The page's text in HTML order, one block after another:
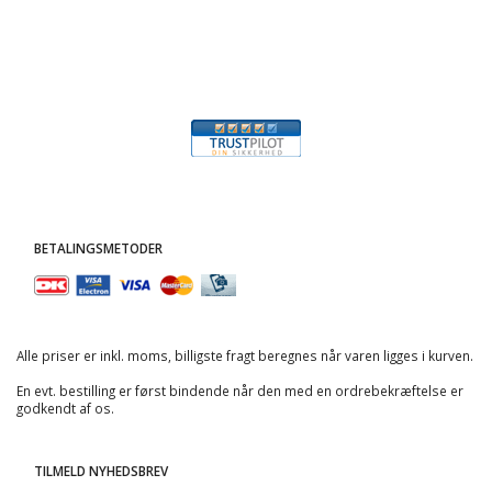
BETALINGSMETODER
Alle priser er inkl. moms, billigste fragt beregnes når varen ligges i kurven.
En evt. bestilling er først bindende når den med en ordrebekræftelse er
godkendt af os.
TILMELD NYHEDSBREV